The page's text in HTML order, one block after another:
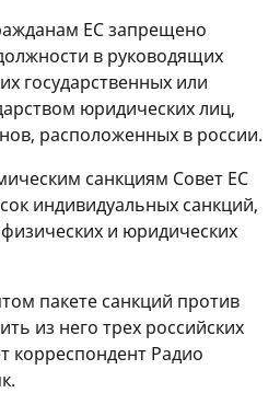
ЕС запрещено
в руководящих
государственных или
юридических лиц,
расположенных в россии.
санкциям Совет ЕС
индивидуальных санкций,
и юридических
пакете санкций против
из него трех российских
корреспондент Радио